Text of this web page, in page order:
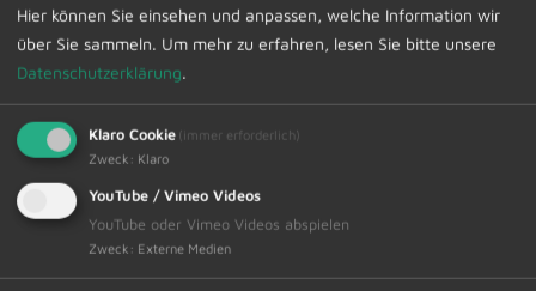
sich anhand der o.a. Unterlagen zu informieren. Es
besteht auch die Möglichkeit zur Erörterung und zur
Stellungnahme zu den Unterlagen.
Weiterhin können die Unterlagen auch auf der
Homepage des Marktes Dietmannsried unter
https://www.dietmannsried.de/rathaus/gemeindliche-
planungen/laufende-bauleitverfahren.html
Hier können Sie einsehen und anpassen, welche Information wir
über Sie sammeln. Um mehr zu erfahren, lesen Sie bitte unsere
Datenschutzerklärung.
Klaro Cookie (immer erforderlich)
Zweck : Klaro
YouTube / Vimeo Videos
YouTube oder Vimeo Videos abspielen
Zweck : Externe Medien